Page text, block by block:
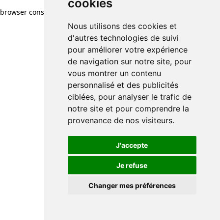
cookies
Nous utilisons des cookies et
d'autres technologies de suivi
pour améliorer votre expérience
de navigation sur notre site, pour
vous montrer un contenu
personnalisé et des publicités
ciblées, pour analyser le trafic de
notre site et pour comprendre la
provenance de nos visiteurs.
J'accepte
Je refuse
Changer mes préférences
browser console for more information)